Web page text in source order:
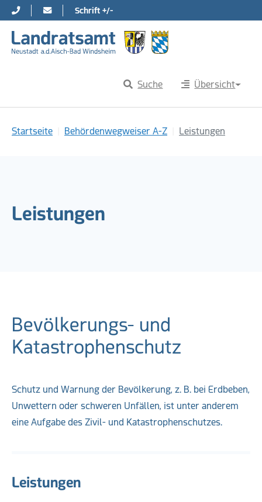
Direkt zur Hauptnavigation springen
Direkt zum Inhalt springen
Schrift +/-
Suche Übersicht
Startseite Behördenwegweiser A-Z Leistungen
Leistungen
Bevölkerungs- und
Katastrophenschutz
Schutz und Warnung der Bevölkerung, z. B. bei Erdbeben,
Unwettern oder schweren Unfällen, ist unter anderem
eine Aufgabe des Zivil- und Katastrophenschutzes.
Leistungen